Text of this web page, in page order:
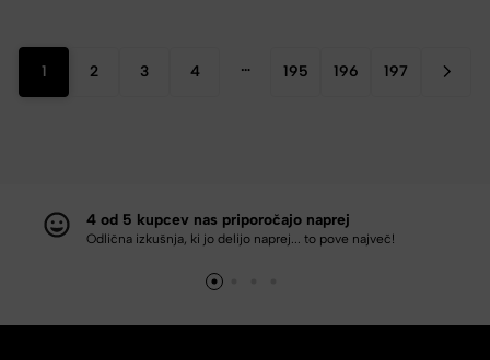
1 2 3 4 … 195 196 197
4 od 5 kupcev nas priporočajo naprej
Odlična izkušnja, ki jo delijo naprej... to pove največ!